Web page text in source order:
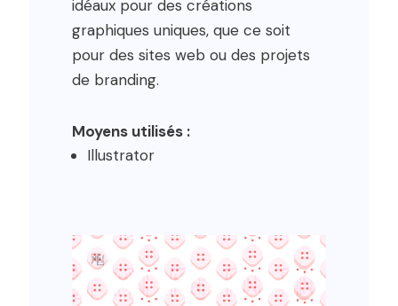
idéaux pour des créations
graphiques uniques, que ce soit
pour des sites web ou des projets
de branding.
Moyens utilisés :
Illustrator